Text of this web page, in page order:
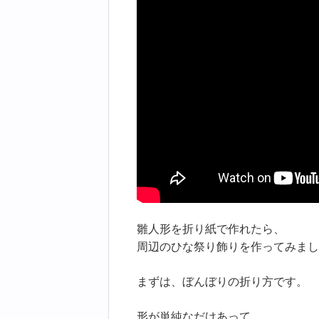
雛人形を折り紙で作れたら、
周辺のひな祭り飾りを作ってみま
まずは、ぼんぼりの折り方です。